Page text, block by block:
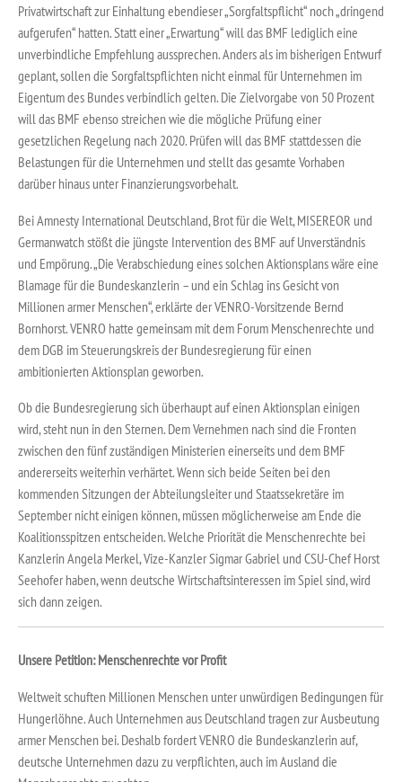
Privatwirtschaft zur Einhaltung ebendieser „Sorgfaltspflicht“ noch „dringend
aufgerufen“ hatten. Statt einer „Erwartung“ will das BMF lediglich eine
unverbindliche Empfehlung aussprechen. Anders als im bisherigen Entwurf
geplant, sollen die Sorgfaltspflichten nicht einmal für Unternehmen im
Eigentum des Bundes verbindlich gelten. Die Zielvorgabe von 50 Prozent
will das BMF ebenso streichen wie die mögliche Prüfung einer
gesetzlichen Regelung nach 2020. Prüfen will das BMF stattdessen die
Belastungen für die Unternehmen und stellt das gesamte Vorhaben
darüber hinaus unter Finanzierungsvorbehalt.
Bei Amnesty International Deutschland, Brot für die Welt, MISEREOR und
Germanwatch stößt die jüngste Intervention des BMF auf Unverständnis
und Empörung. „Die Verabschiedung eines solchen Aktionsplans wäre eine
Blamage für die Bundeskanzlerin – und ein Schlag ins Gesicht von
Millionen armer Menschen“, erklärte der VENRO-Vorsitzende Bernd
Bornhorst. VENRO hatte gemeinsam mit dem Forum Menschenrechte und
dem DGB im Steuerungskreis der Bundesregierung für einen
ambitionierten Aktionsplan geworben.
Ob die Bundesregierung sich überhaupt auf einen Aktionsplan einigen
wird, steht nun in den Sternen. Dem Vernehmen nach sind die Fronten
zwischen den fünf zuständigen Ministerien einerseits und dem BMF
andererseits weiterhin verhärtet. Wenn sich beide Seiten bei den
kommenden Sitzungen der Abteilungsleiter und Staatssekretäre im
September nicht einigen können, müssen möglicherweise am Ende die
Koalitionsspitzen entscheiden. Welche Priorität die Menschenrechte bei
Kanzlerin Angela Merkel, Vize-Kanzler Sigmar Gabriel und CSU-Chef Horst
Seehofer haben, wenn deutsche Wirtschaftsinteressen im Spiel sind, wird
sich dann zeigen.
Unsere Petition: Menschenrechte vor Profit
Weltweit schuften Millionen Menschen unter unwürdigen Bedingungen für
Hungerlöhne. Auch Unternehmen aus Deutschland tragen zur Ausbeutung
armer Menschen bei. Deshalb fordert VENRO die Bundeskanzlerin auf,
deutsche Unternehmen dazu zu verpflichten, auch im Ausland die